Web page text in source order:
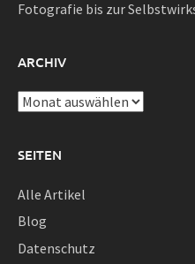
Fotografie bis zur
ARCHIV
Archiv
SEITEN
Alle Artikel
Blog
Datenschutz